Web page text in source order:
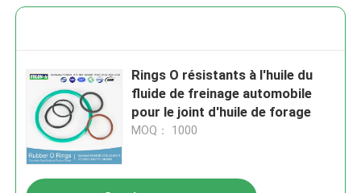
Rings O résistants à l'huile du
fluide de freinage automobile
pour le joint d'huile de forage
MOQ： 1000